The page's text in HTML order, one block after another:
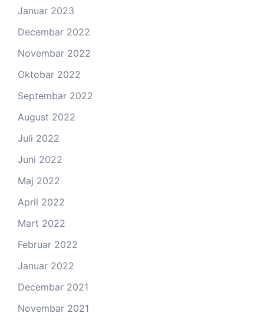
Januar 2023
Decembar 2022
Novembar 2022
Oktobar 2022
Septembar 2022
August 2022
Juli 2022
Juni 2022
Maj 2022
April 2022
Mart 2022
Februar 2022
Januar 2022
Decembar 2021
Novembar 2021